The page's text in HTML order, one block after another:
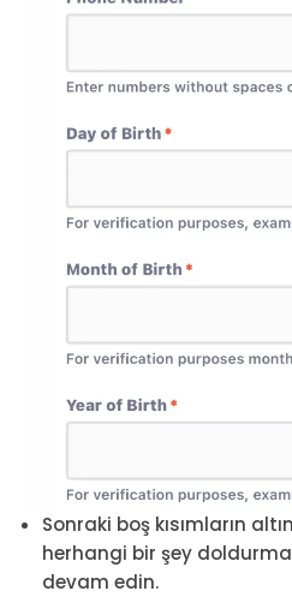
Sonraki boş kısımların
herhangi bir şey
devam edin.